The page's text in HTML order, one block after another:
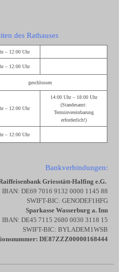
des Rathauses
– 12:00 Uhr
– 12:00 Uhr
geschlossen
– 12:00 Uhr
14:00 Uhr – 18:00 Uhr
(Standesamt:
Terminvereinbarung
erforderlich!)
– 12:00 Uhr
Bankverbindungen:
Griesstätt-Halfing e.G.
IBAN: DE69 7016 9132 0000 1145 88
SWIFT-BIC: GENODEF1HFG
Sparkasse Wasserburg a. Inn
IBAN: DE45 7115 2680 0030 3118 15
SWIFT-BIC: BYLADEM1WSB
DE87ZZZ00000168444